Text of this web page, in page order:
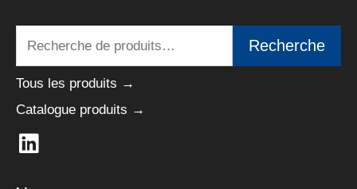
pour :
Recherche
Tous les produits →
Catalogue produits →
L
i